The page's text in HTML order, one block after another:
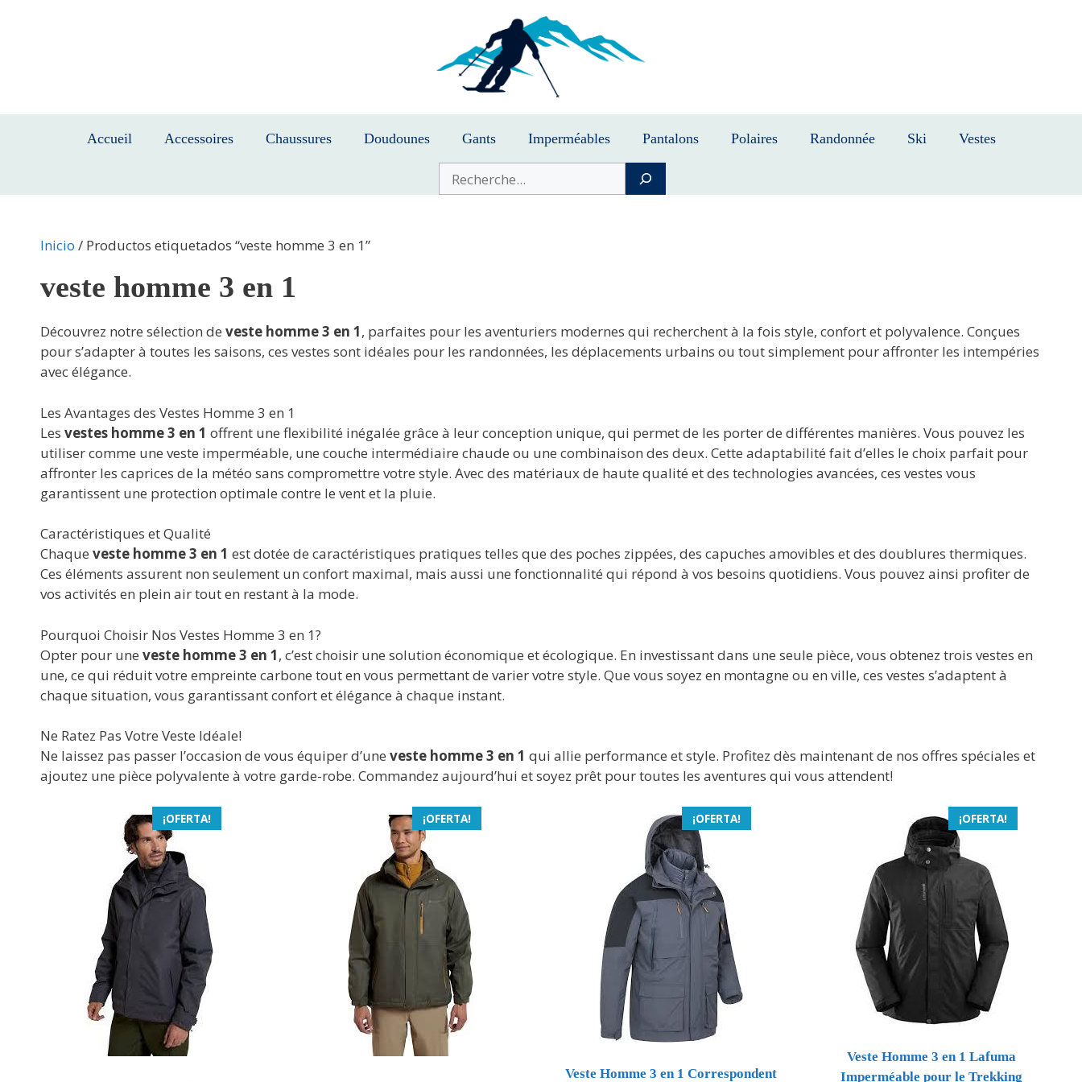
Accueil Accessoires Chaussures Doudounes Gants Imperméables Pantalons Polaires Randonnée Ski Vestes
Buscar
Inicio / Productos etiquetados “veste homme 3 en 1”
veste homme 3 en 1
Découvrez notre sélection de veste homme 3 en 1, parfaites pour les aventuriers modernes qui recherchent à la fois style, confort et polyvalence. Conçues
pour s’adapter à toutes les saisons, ces vestes sont idéales pour les randonnées, les déplacements urbains ou tout simplement pour affronter les intempéries
avec élégance.
Les Avantages des Vestes Homme 3 en 1
Les vestes homme 3 en 1 offrent une flexibilité inégalée grâce à leur conception unique, qui permet de les porter de différentes manières. Vous pouvez les
utiliser comme une veste imperméable, une couche intermédiaire chaude ou une combinaison des deux. Cette adaptabilité fait d’elles le choix parfait pour
affronter les caprices de la météo sans compromettre votre style. Avec des matériaux de haute qualité et des technologies avancées, ces vestes vous
garantissent une protection optimale contre le vent et la pluie.
Caractéristiques et Qualité
Chaque veste homme 3 en 1 est dotée de caractéristiques pratiques telles que des poches zippées, des capuches amovibles et des doublures thermiques.
Ces éléments assurent non seulement un confort maximal, mais aussi une fonctionnalité qui répond à vos besoins quotidiens. Vous pouvez ainsi profiter de
vos activités en plein air tout en restant à la mode.
Pourquoi Choisir Nos Vestes Homme 3 en 1?
Opter pour une veste homme 3 en 1, c’est choisir une solution économique et écologique. En investissant dans une seule pièce, vous obtenez trois vestes en
une, ce qui réduit votre empreinte carbone tout en vous permettant de varier votre style. Que vous soyez en montagne ou en ville, ces vestes s’adaptent à
chaque situation, vous garantissant confort et élégance à chaque instant.
Ne Ratez Pas Votre Veste Idéale!
Ne laissez pas passer l’occasion de vous équiper d’une veste homme 3 en 1 qui allie performance et style. Profitez dès maintenant de nos offres spéciales et
ajoutez une pièce polyvalente à votre garde-robe. Commandez aujourd’hui et soyez prêt pour toutes les aventures qui vous attendent!
¡OFERTA! ¡OFERTA! ¡OFERTA!
Veste Homme 3 en 1 Correspondent
¡OFERTA!
Veste Homme 3 en 1 Lafuma
Imperméable pour le Trekking